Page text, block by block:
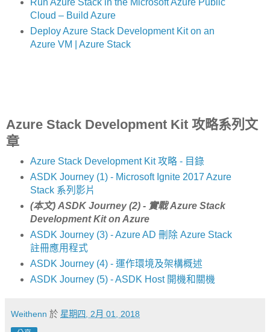
Run Azure Stack in the Microsoft Azure Public
Cloud – Build Azure
Deploy Azure Stack Development Kit on an
Azure VM | Azure Stack
Azure Stack Development Kit 攻略系列文
章
Azure Stack Development Kit 攻略 - 目錄
ASDK Journey (1) - Microsoft Ignite 2017 Azure
Stack 系列影片
(本文) ASDK Journey (2) - 實戰 Azure Stack
Development Kit on Azure
ASDK Journey (3) - Azure AD 刪除 Azure Stack
註冊應用程式
ASDK Journey (4) - 運作環境及架構概述
ASDK Journey (5) - ASDK Host 開機和關機
Weithenn 於 星期四, 2月 01, 2018